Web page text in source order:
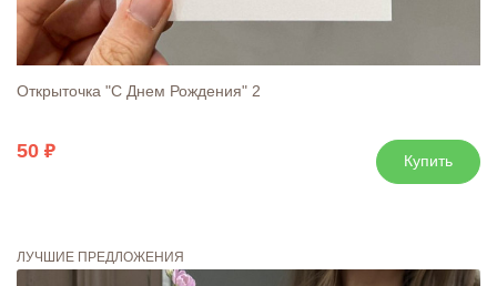
Открыточка "С Днем Рождения" 2
50 Купить
ЛУЧШИЕ ПРЕДЛОЖЕНИЯ